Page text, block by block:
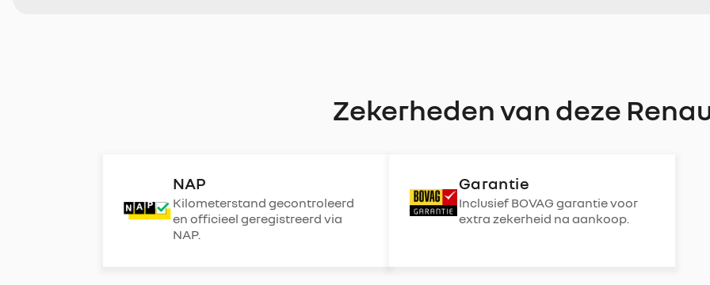
Zekerheden van deze
NAP
Kilometerstand gecontroleerd
en officieel geregistreerd via
NAP.
Garantie
Inclusief BOVAG garantie voor
extra zekerheid na aankoop.